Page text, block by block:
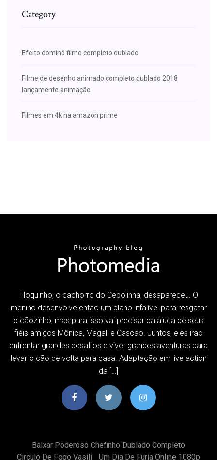
Category
Efeito dominó filme completo dublado
Filme de desenho animado completo dublado 2018
lançamento animação
Filmes em 4k na amazon prime
Floquinho, o cachorro do Cebolinha, desapareceu. O
menino desenvolve então um plano infalível para resgatar
o cãozinho, mas para isso vai precisar da ajuda de seus
fiéis amigos Mônica, Magali e Cascão. Juntos, eles irão
enfrentar grandes desafios e viver grandes aventuras para
levar o cão de volta para casa. Adaptação em live action
da […]
Baixar Poderoso Chefinho Dublado Completo
Circulo De Fogo Vasili
Um Dia De Furia Online 1080p